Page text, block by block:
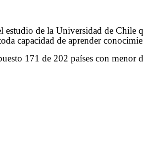
estudio de la Universidad de
capacidad de aprender
171 de 202 países con